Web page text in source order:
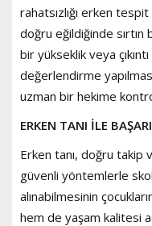
rahatsızlığı erken
doğru eğildiğinde
bir yükseklik veya
değerlendirme
uzman bir hekime
ERKEN TANI İLE
Erken tanı, doğru takip
güvenli yöntemlerle
alınabilmesinin
hem de yaşam kalitesi